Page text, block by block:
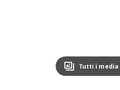
Tutti i media